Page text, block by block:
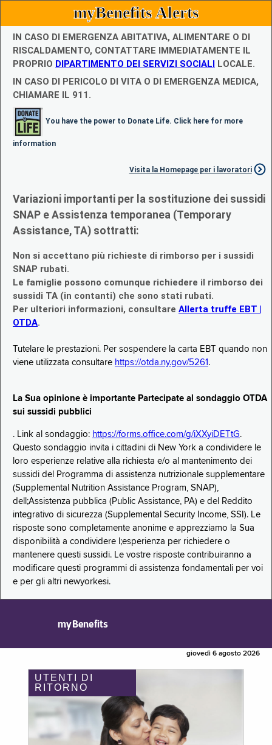
myBenefits Alerts
IN CASO DI EMERGENZA ABITATIVA, ALIMENTARE O DI
RISCALDAMENTO, CONTATTARE IMMEDIATAMENTE IL
PROPRIO DIPARTIMENTO DEI SERVIZI SOCIALI LOCALE.
IN CASO DI PERICOLO DI VITA O DI EMERGENZA MEDICA,
CHIAMARE IL 911.
You have the power to Donate Life. Click here for more
information
Visita la Homepage per i lavoratori
Variazioni importanti per la sostituzione dei sussidi
SNAP e Assistenza temporanea (Temporary
Assistance, TA) sottratti:
Non si accettano più richieste di rimborso per i sussidi
SNAP rubati.
Le famiglie possono comunque richiedere il rimborso dei
sussidi TA (in contanti) che sono stati rubati.
Per ulteriori informazioni, consultare Allerta truffe EBT |
OTDA.
Tutelare le prestazioni. Per sospendere la carta EBT quando non
viene utilizzata consultare https://otda.ny.gov/5261 .
La Sua opinione è importante Partecipate al sondaggio OTDA
sui sussidi pubblici
. Link al sondaggio: https://forms.office.com/g/iXXyiDETtG.
Questo sondaggio invita i cittadini di New York a condividere le
loro esperienze relative alla richiesta e/o al mantenimento dei
sussidi del Programma di assistenza nutrizionale supplementare
(Supplemental Nutrition Assistance Program, SNAP),
dell;Assistenza pubblica (Public Assistance, PA) e del Reddito
integrativo di sicurezza (Supplemental Security Income, SSI). Le
risposte sono completamente anonime e apprezziamo la Sua
disponibilità a condividere l;esperienza per richiedere o
mantenere questi sussidi. Le vostre risposte contribuiranno a
modificare questi programmi di assistenza fondamentali per voi
e per gli altri newyorkesi.
myBenefits
giovedì 6 agosto 2026
UTENTI DI
RITORNO